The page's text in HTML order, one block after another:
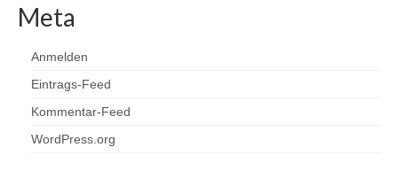
Meta
Anmelden
Eintrags-Feed
Kommentar-Feed
WordPress.org